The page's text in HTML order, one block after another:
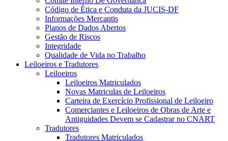
Código de Ética e Conduta da JUCIS-DF
Informações Mercantis
Planos de Dados Abertos
Gestão de Riscos
Integridade
Qualidade de Vida no Trabalho
Leiloeiros e Tradutores
Leiloeiros
Leiloeiros Matriculados
Novas Matriculas de Leiloeiros
Carteira de Exercício Profissional de Leiloeiro
Comerciantes e Leiloeiros de Obras de Arte e
Antiguidades Devem se Cadastrar no CNART
Tradutores
Tradutores Matriculados